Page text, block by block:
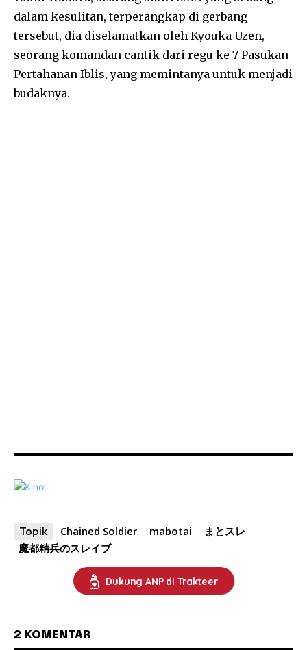
dalam kesulitan, terperangkap di gerbang
tersebut, dia diselamatkan oleh Kyouka Uzen,
seorang komandan cantik dari regu ke-7 Pasukan
Pertahanan Iblis, yang memintanya untuk menjadi
budaknya.
Topik Chained Soldier mabotai
まとスレ
魔都精兵のスレイブ
Dukung ANP di Trakteer
2 KOMENTAR